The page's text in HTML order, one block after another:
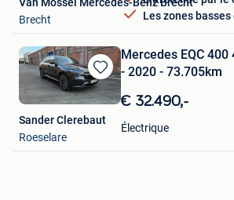
Les zones
Van Mossel Mercedes-Benz Brecht
Brecht
Sauvegarder
dans
Favoris
Mercedes EQC
- 2020 - 73.705km
€ 32.490,-
Électrique
Sander Clerebaut
Roeselare